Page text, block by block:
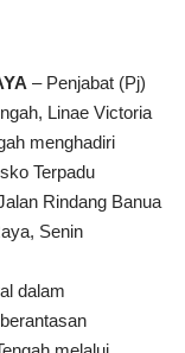
– Penjabat (Pj)
Linae Victoria
menghadiri
Terpadu
Rindang Banua
Senin
dalam